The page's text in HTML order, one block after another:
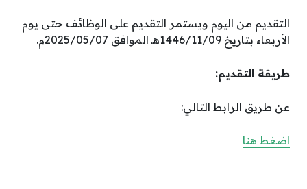
التقديم من اليوم ويستمر التقديم على الوظائف حتى يوم
الأربعاء بتاريخ 1446/11/09هـ الموافق 2025/05/07م.
طريقة التقديم:
عن طريق الرابط التالي:
اضغط هنا